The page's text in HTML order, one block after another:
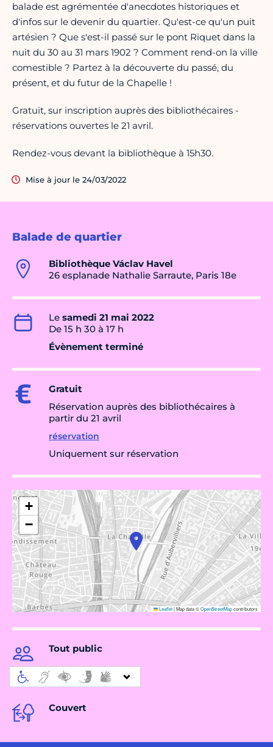
Balade de quartier
Bibliothèque Václav Havel
26 esplanade Nathalie Sarraute, Paris 18e
Le samedi 21 mai 2022
De 15 h 30 à 17 h
Évènement terminé
Gratuit
Réservation auprès des bibliothécaires à
partir du 21 avril
réservation
Uniquement sur réservation
+
−
Leaflet|Map data ©OpenStreetMapcontributors
Tout public
Couvert
balade est agrémentée d'anecdotes historiques et
d'infos sur le devenir du quartier. Qu'est-ce qu'un puit
artésien ? Que s'est-il passé sur le pont Riquet dans la
nuit du 30 au 31 mars 1902 ? Comment rend-on la ville
comestible ? Partez à la découverte du passé, du
présent, et du futur de la Chapelle !
Gratuit, sur inscription auprès des bibliothécaires -
réservations ouvertes le 21 avril.
Rendez-vous devant la bibliothèque à 15h30.
Mise à jour le 24/03/2022